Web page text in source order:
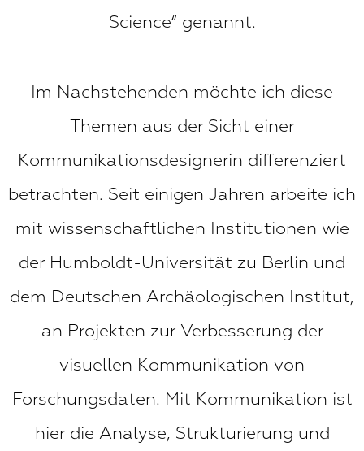
Science“ genannt.
Im Nachstehenden möchte ich diese
Themen aus der Sicht einer
Kommunikationsdesignerin differenziert
betrachten. Seit einigen Jahren arbeite ich
mit wissenschaftlichen Institutionen wie
der Humboldt-Universität zu Berlin und
dem Deutschen Archäologischen Institut,
an Projekten zur Verbesserung der
visuellen Kommunikation von
Forschungsdaten. Mit Kommunikation ist
hier die Analyse, Strukturierung und